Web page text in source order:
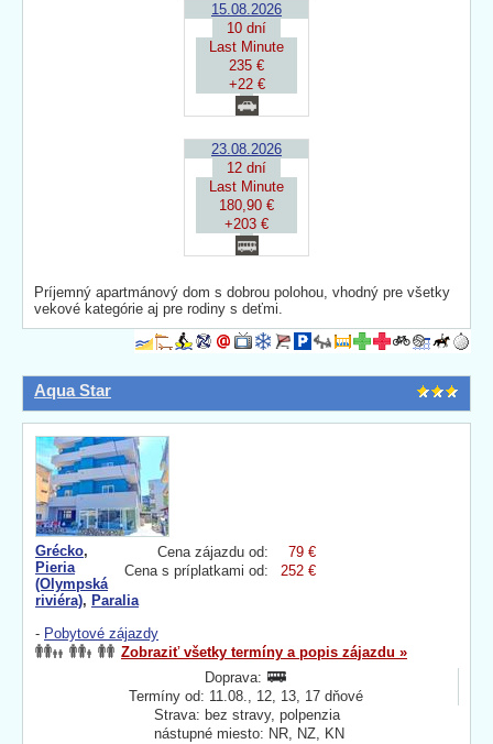
15.08.2026
10 dní
Last Minute
235 €
+22 €
23.08.2026
12 dní
Last Minute
180,90 €
+203 €
Príjemný apartmánový dom s dobrou polohou, vhodný pre všetky
vekové kategórie aj pre rodiny s deťmi.
Aqua Star
Cena zájazdu od:
79 €
Cena s príplatkami od:
252 €
Grécko,
Pieria
(Olympská
riviéra), Paralia
- Pobytové zájazdy
Zobraziť všetky termíny a popis zájazdu »
Doprava:
Termíny od: 11.08., 12, 13, 17 dňové
Strava: bez stravy, polpenzia
nástupné miesto: NR, NZ, KN